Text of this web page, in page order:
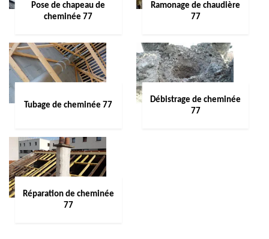
Pose de chapeau de
cheminée 77
Ramonage de chaudière
77
Tubage de cheminée 77
Débistrage de cheminée
77
Réparation de cheminée
77